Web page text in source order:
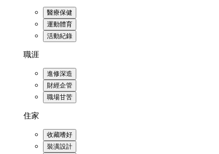
醫療保健
運動體育
活動紀錄
職涯
進修深造
財經企管
職場甘苦
住家
收藏嗜好
裝潢設計